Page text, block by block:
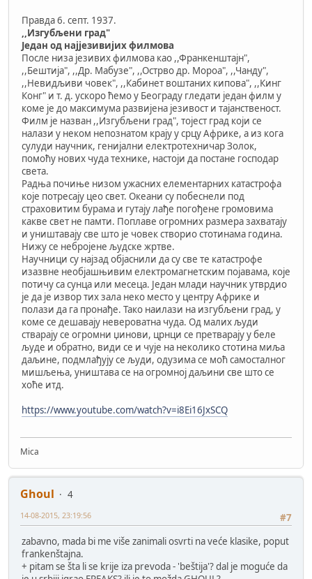
Правда 6. септ. 1937.
,,Изгубљени град"
Један од најјезивијих филмова
После низа језивих филмова као ,,Франкенштајн",
,,Бештија", ,,Др. Мабузе", ,,Острво др. Мороа", ,,Чанду",
,,Невидљиви човек", ,,Кабинет воштаних кипова", ,,Кинг
Конг" и т. д. ускоро ћемо у Београду гледати један филм у
коме је до максимума развијена језивост и тајанственост.
Филм је назван ,,Изгубљени град", тојест град који се
налази у неком непознатом крају у срцу Африке, а из кога
сулуди научник, генијални електротехничар Золок,
помоћу нових чуда технике, настоји да постане господар
света.
Радња почиње низом ужасних елементарних катастрофа
које потресају цео свет. Океани су побеснели под
страховитим бурама и гутају лађе погођене громовима
какве свет не памти. Поплаве огромних размера захватају
и уништавају све што је човек створио стотинама година.
Нижу се небројене људске жртве.
Научници су најзад објаснили да су све те катастрофе
изазвне необјашњивим електромагнетским појавама, које
потичу са сунца или месеца. Један млади научник утврдио
је да је извор тих зала неко место у центру Африке и
полази да га пронађе. Тако наилази на изгубљени град, у
коме се дешавају невероватна чуда. Од малих људи
стварају се огромни џинови, црнци се претварају у беле
људе и обратно, види се и чује на неколико стотина миља
даљине, подмлађују се људи, одузима се моћ самосталног
мишљења, уништава се на огромној даљини све што се
хоће итд.
https://www.youtube.com/watch?v=i8Ei16JxSCQ
Mica
Ghoul
4
#7
14-08-2015, 23:19:56
zabavno, mada bi me više zanimali osvrti na veće klasike, poput
frankenštajna.
+ pitam se šta li se krije iza prevoda - 'beštija'? dal je moguće da